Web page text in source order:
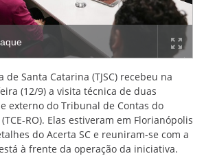
de Santa Catarina (TJSC) recebeu na
(12/9) a visita técnica de duas
externo do Tribunal de Contas do
RO). Elas estiveram em Florianópolis
do Acerta SC e reuniram-se com a
à frente da operação da iniciativa.